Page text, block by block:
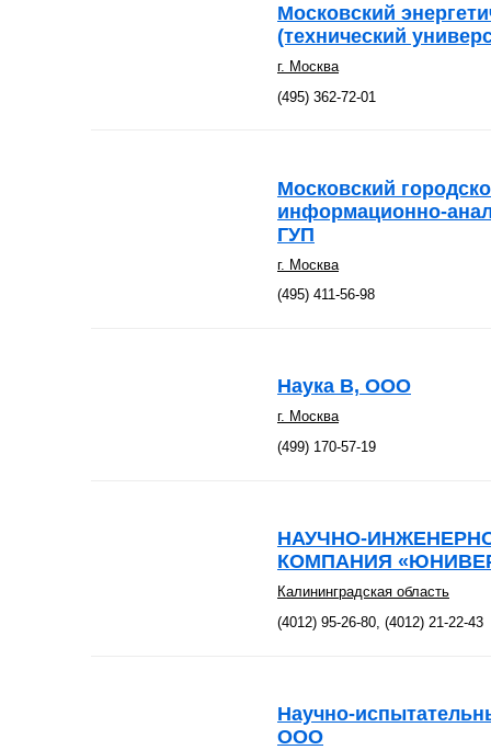
Московский
(технический
г. Москва
(495) 362-72-01
Московский
информационно-
ГУП
г. Москва
(495) 411-56-98
Наука В, ООО
г. Москва
(499) 170-57-19
НАУЧНО-
КОМПАНИЯ
Калининградская область
(4012) 95-26-80, (4012) 21-22-43
Научно-
ООО